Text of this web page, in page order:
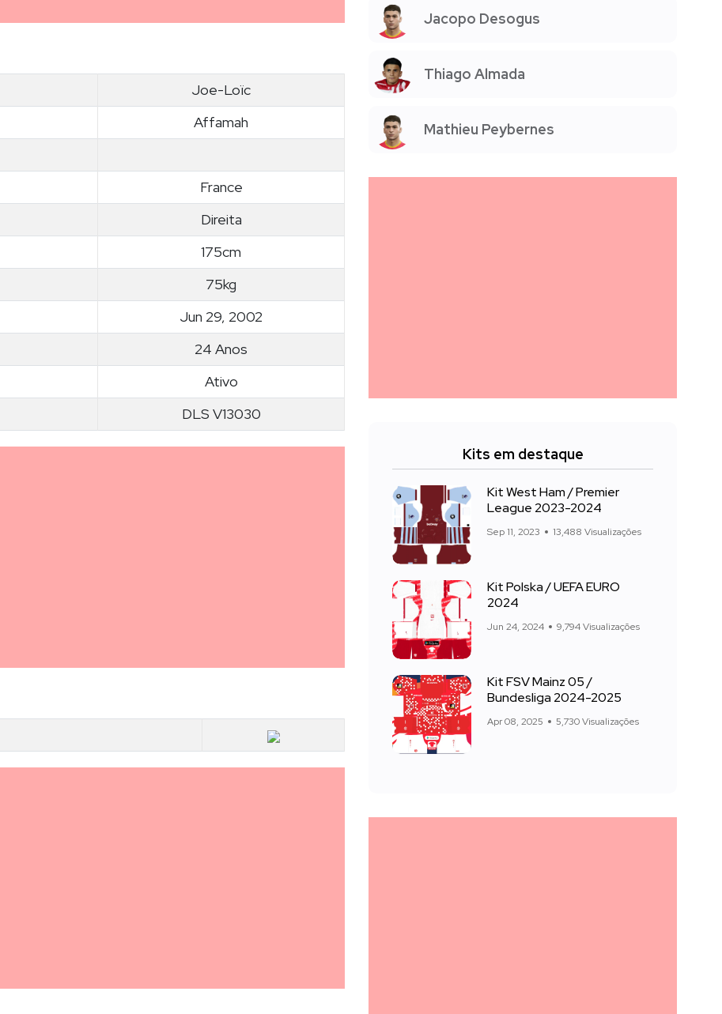
Joe-Loïc
Affamah
France
Direita
175cm
75kg
Jun 29, 2002
24 Anos
Ativo
DLS V13030
Jacopo Desogus
Thiago Almada
Mathieu Peybernes
Kits em destaque
Kit West Ham / Premier
League 2023-2024
Sep 11, 2023 13,488 Visualizações
Kit Polska / UEFA EURO
2024
Jun 24, 2024 9,794 Visualizações
Kit FSV Mainz 05 /
Bundesliga 2024-2025
Apr 08, 2025 5,730 Visualizações